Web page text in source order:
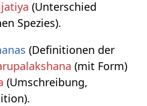
(Unterschied
Spezies).
(Definitionen der
(mit Form)
(Umschreibung,